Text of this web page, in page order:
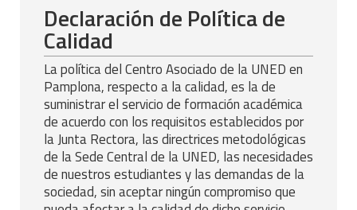
Declaración de Política de
Calidad
La política del Centro Asociado de la UNED en
Pamplona, respecto a la calidad, es la de
suministrar el servicio de formación académica
de acuerdo con los requisitos establecidos por
la Junta Rectora, las directrices metodológicas
de la Sede Central de la UNED, las necesidades
de nuestros estudiantes y las demandas de la
sociedad, sin aceptar ningún compromiso que